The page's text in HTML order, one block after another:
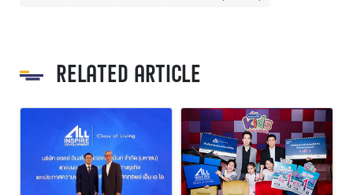
RELATED ARTICLE